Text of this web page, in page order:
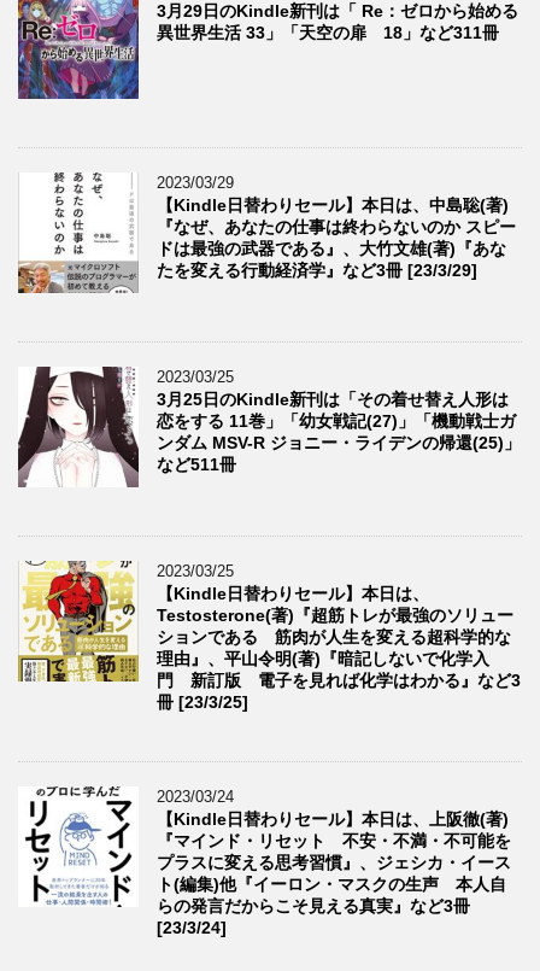
3月29日のKindle新刊は「 Re：ゼロから始める
異世界生活 33」「天空の扉 18」など311冊
2023/03/29
【Kindle日替わりセール】本日は、中島聡(著)
『なぜ、あなたの仕事は終わらないのか スピー
ドは最強の武器である』、大竹文雄(著)『あな
たを変える行動経済学』など3冊 [23/3/29]
2023/03/25
3月25日のKindle新刊は「その着せ替え人形は
恋をする 11巻」「幼女戦記(27)」「機動戦士ガ
ンダム MSV-R ジョニー・ライデンの帰還(25)」
など511冊
2023/03/25
【Kindle日替わりセール】本日は、
Testosterone(著)『超筋トレが最強のソリュー
ションである 筋肉が人生を変える超科学的な
理由』、平山令明(著)『暗記しないで化学入
門 新訂版 電子を見れば化学はわかる』など3
冊 [23/3/25]
2023/03/24
【Kindle日替わりセール】本日は、上阪徹(著)
『マインド・リセット 不安・不満・不可能を
プラスに変える思考習慣』、ジェシカ・イース
ト(編集)他『イーロン・マスクの生声 本人自
らの発言だからこそ見える真実』など3冊
[23/3/24]